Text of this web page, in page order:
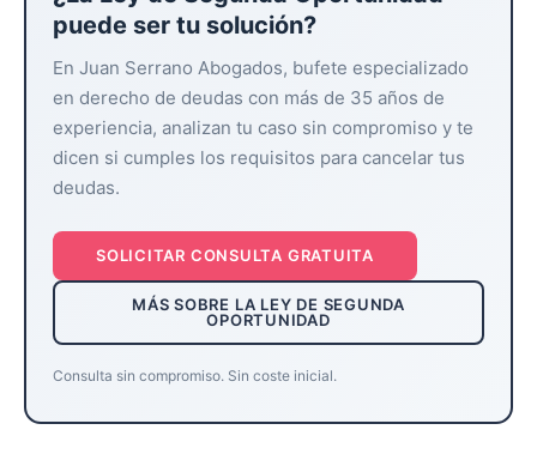
puede ser tu solución?
En Juan Serrano Abogados, bufete especializado
en derecho de deudas con más de 35 años de
experiencia, analizan tu caso sin compromiso y te
dicen si cumples los requisitos para cancelar tus
deudas.
SOLICITAR CONSULTA GRATUITA
MÁS SOBRE LA LEY DE SEGUNDA
OPORTUNIDAD
Consulta sin compromiso. Sin coste inicial.